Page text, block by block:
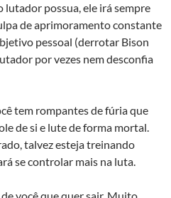
lutador possua, ele irá sempre
de aprimoramento constante
pessoal (derrotar Bison
por vezes nem desconfia
tem rompantes de fúria que
de si e lute de forma mortal.
talvez esteja treinando
se controlar mais na luta.